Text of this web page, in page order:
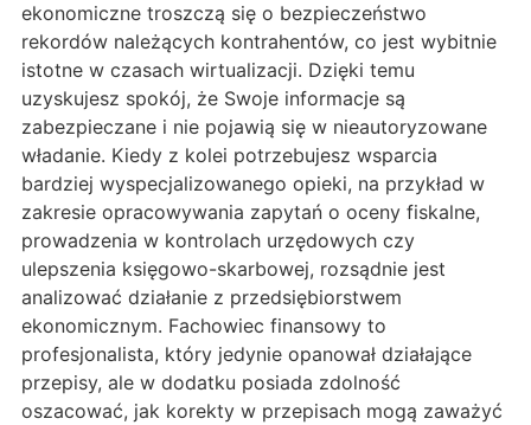
ekonomiczne troszczą się o bezpieczeństwo
rekordów należących kontrahentów, co jest wybitnie
istotne w czasach wirtualizacji. Dzięki temu
uzyskujesz spokój, że Swoje informacje są
zabezpieczane i nie pojawią się w nieautoryzowane
władanie. Kiedy z kolei potrzebujesz wsparcia
bardziej wyspecjalizowanego opieki, na przykład w
zakresie opracowywania zapytań o oceny fiskalne,
prowadzenia w kontrolach urzędowych czy
ulepszenia księgowo-skarbowej, rozsądnie jest
analizować działanie z przedsiębiorstwem
ekonomicznym. Fachowiec finansowy to
profesjonalista, który jedynie opanował działające
przepisy, ale w dodatku posiada zdolność
oszacować, jak korekty w przepisach mogą zaważyć